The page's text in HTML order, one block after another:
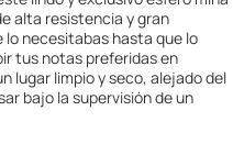
alta resistencia y gran
lo necesitabas hasta que lo
tus notas preferidas en
lugar limpio y seco, alejado del
bajo la supervisión de un